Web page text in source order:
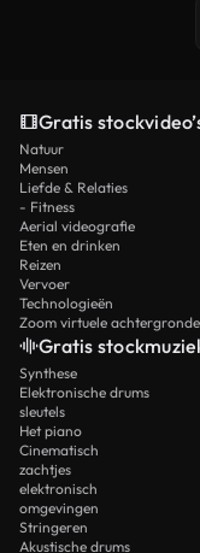
Gratis
Natuur
Mensen
Liefde & Relaties
- Fitness
Aerial videografie
Eten en drinken
Reizen
Vervoer
Technologieën
Zoom virtuele
Gratis
Synthese
Elektronische drums
sleutels
Het piano
Cinematisch
zachtjes
elektronisch
omgevingen
Stringeren
Akustische drums